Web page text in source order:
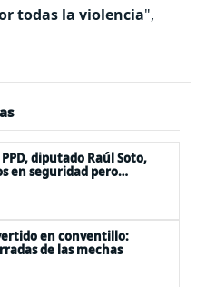
todas la violencia",
diputado Raúl Soto,
en seguridad pero
clave: alzamiento del
en conventillo:
de las mechas